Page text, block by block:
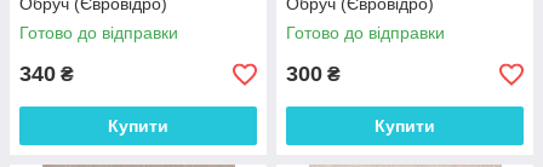
Готово до відправки
340 ₴
Купити
Готово до відправки
300 ₴
Купити